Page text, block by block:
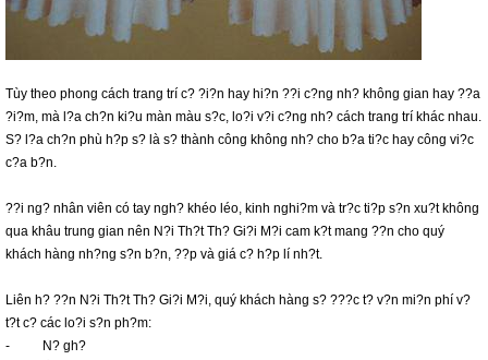
Tùy theo phong cách trang trí c? ?i?n hay hi?n ??i c?ng nh? không gian hay ??a
?i?m, mà l?a ch?n ki?u màn màu s?c, lo?i v?i c?ng nh? cách trang trí khác nhau.
S? l?a ch?n phù h?p s? là s? thành công không nh? cho b?a ti?c hay công vi?c
c?a b?n.
??i ng? nhân viên có tay ngh? khéo léo, kinh nghi?m và tr?c ti?p s?n xu?t không
qua khâu trung gian nên N?i Th?t Th? Gi?i M?i cam k?t mang ??n cho quý
khách hàng nh?ng s?n b?n, ??p và giá c? h?p lí nh?t.
Liên h? ??n N?i Th?t Th? Gi?i M?i, quý khách hàng s? ???c t? v?n mi?n phí v?
t?t c? các lo?i s?n ph?m:
- N? gh?